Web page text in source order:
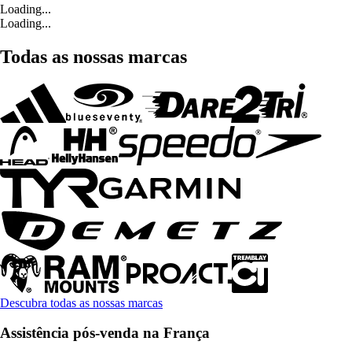
Loading...
Loading...
Todas as nossas marcas
Descubra todas as nossas marcas
Assistência pós-venda na França